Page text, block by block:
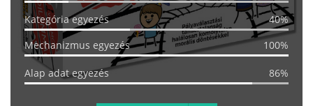
Kategória egyezés
40%
Mechanizmus egyezés
100%
Alap adat egyezés 86%